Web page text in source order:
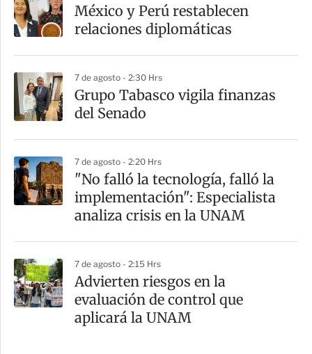
México y Perú restablecen
relaciones diplomáticas
7 de agosto - 2:30 Hrs
Grupo Tabasco vigila finanzas
del Senado
7 de agosto - 2:20 Hrs
"No falló la tecnología, falló la
implementación": Especialista
analiza crisis en la UNAM
7 de agosto - 2:15 Hrs
Advierten riesgos en la
evaluación de control que
aplicará la UNAM